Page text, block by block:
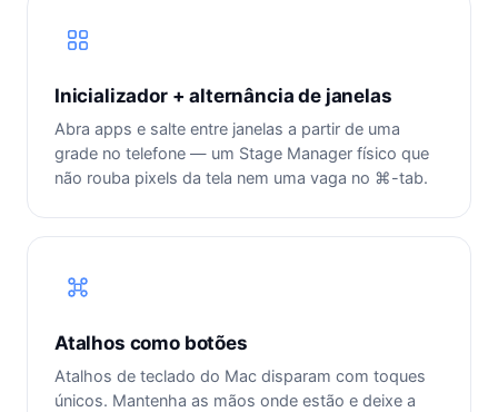
Inicializador + alternância de janelas
Abra apps e salte entre janelas a partir de uma
grade no telefone — um Stage Manager físico que
não rouba pixels da tela nem uma vaga no ⌘-tab.
Atalhos como botões
Atalhos de teclado do Mac disparam com toques
únicos. Mantenha as mãos onde estão e deixe a